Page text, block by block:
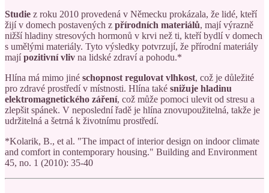
Studie z roku 2010 provedená v Německu prokázala, že lidé, kteří
žijí v domech postavených z přírodních materiálů, mají výrazně
nižší hladiny stresových hormonů v krvi než ti, kteří bydlí v domech
s umělými materiály. Tyto výsledky potvrzují, že přírodní materiály
majípozitivní vliv na lidské zdraví a pohodu.*
Hlína má mimo jiné schopnost regulovat vlhkost, což je důležité
pro zdravé prostředí v místnosti. Hlína také snižuje hladinu
elektromagnetického záření, což může pomoci ulevit od stresu a
zlepšit spánek. V neposlední řadě je hlína znovupoužitelná, takže je
udržitelná a šetrná k životnímu prostředí.
*Kolarik, B., et al. "The impact of interior design on indoor climate
and comfort in contemporary housing." Building and Environment
45, no. 1 (2010): 35-40